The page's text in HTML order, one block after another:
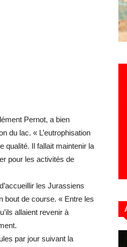
Hebdo39
Pernot, a bien
du lac. « L’eutrophisation
qualité. Il fallait maintenir la
pour les activités de
les Jurassiens
bout de course. « Entre les
allaient revenir à
par jour suivant la